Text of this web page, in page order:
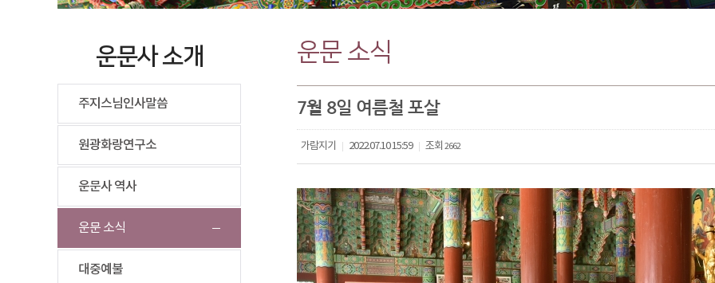
운문사 소개
주지스님인사말씀
원광화랑연구소
운문사 역사
운문 소식
대중예불
운문 소식
7월 8일 여름철 포살
가람지기 2022.07.10 15:59 조회 2662